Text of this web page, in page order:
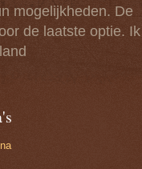
mogelijkheden. De
de laatste optie. Ik